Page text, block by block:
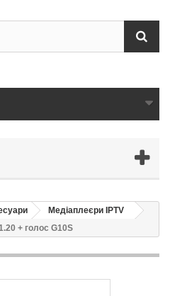
Медіаплеєри IPTV
+ голос G10S